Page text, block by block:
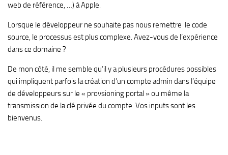
web de référence, …) à Apple.
Lorsque le développeur ne souhaite pas nous remettre le code
source, le processus est plus complexe. Avez-vous de l’expérience
dans ce domaine ?
De mon côté, il me semble qu’il y a plusieurs procédures possibles
qui impliquent parfois la création d’un compte admin dans l’équipe
de développeurs sur le « provsioning portal » ou même la
transmission de la clé privée du compte. Vos inputs sont les
bienvenus.